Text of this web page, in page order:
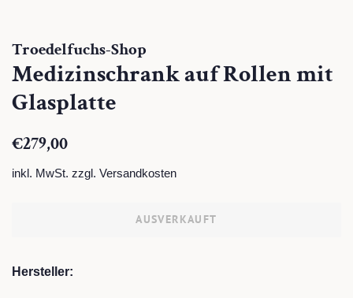
Troedelfuchs-Shop
Medizinschrank auf Rollen mit
Glasplatte
Normaler
€279,00
inkl. MwSt. zzgl. Versandkosten
AUSVERKAUFT
Hersteller: